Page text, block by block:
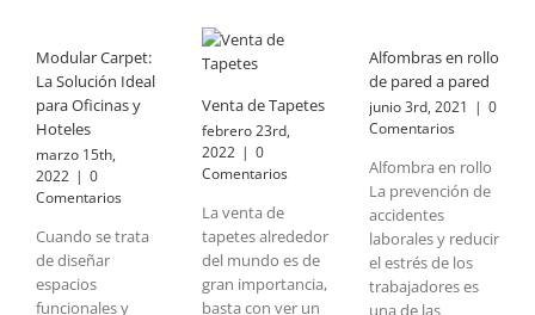
Modular Carpet:
La Solución Ideal
para Oficinas y
Hoteles
marzo 15th,
2022 | 0
Comentarios
Cuando se trata
de diseñar
espacios
funcionales y
Venta de Tapetes
febrero 23rd,
2022 | 0
Comentarios
La venta de
tapetes alrededor
del mundo es de
gran importancia,
basta con ver un
Alfombras en rollo
de pared a pared
junio 3rd, 2021 | 0
Comentarios
Alfombra en rollo
La prevención de
accidentes
laborales y reducir
el estrés de los
trabajadores es
una de las